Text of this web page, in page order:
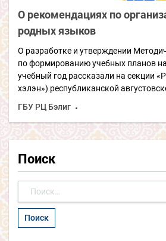
О рекомендациях по
родных языков
О разработке и утверждении
по формированию учебных планов
учебный год рассказали на секции
хэлэн») республиканской
ГБУ РЦ Бэлиг
Поиск
Найти: